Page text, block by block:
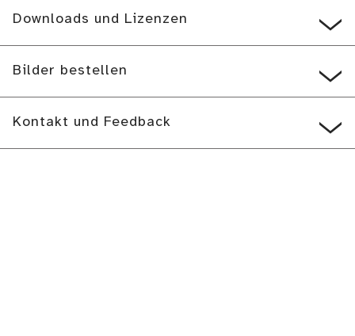
Downloads und Lizenzen
Bilder bestellen
Kontakt und Feedback